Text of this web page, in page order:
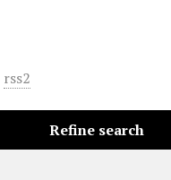
rss2
Refine search